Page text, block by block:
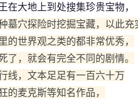
大地上到处搜集珍贵宝物，
穴探险时挖掘宝藏，以此充
世界观之类的都非常优秀，
，就会有完全不同的剧情。
线，文本足足有一百六十万
麦克斯等知名作品，